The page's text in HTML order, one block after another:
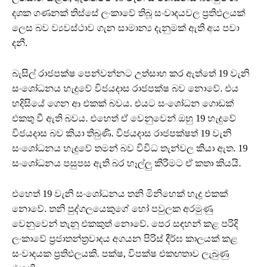
දශක ගණනක් තිස්සේ ලංකාවේ තිබූ සංවාදයවල ප්‍රතිඵලයක්
ලෙස බව ව්‍යවස්ථාව ගැන සාමාන්‍ය දැනුමක් ඇති අය පවා
දනී.
බැසිල් රාජපක්ෂ පෙන්වන්නට උත්සාහ කර ඇත්තේ 19 වැනි
සංශෝධනය හැදුවේ විජයදාස රාජපක්ෂ බව නොවේ. එය
හදිසියේ ගෙන ආ එකක් බවය. එයට සංශෝධන ගොඩක්
එකතු වී ඇති බවය. එහෙත් ඒ වෙනුවෙන් ඔහු 19 හැදුවේ
විජයදාස බව කියා තිබුණි. විජයදාස රාජපක්ෂත් 19 වැනි
සංශෝධනය හැදුවේ තමන් බව විවිධ තැන්වල කියා ඇත. 19
සංශෝධනය පසුපස ඇති බර හෑල්ලු කිරීමට ඒ කතා කියයි.
එහෙත් 19 වැනි සංශෝධනය තනි මිනිහෙක් හැදූ එකක්
නොවේ. තනි පුද්ගලයෙකුගේ හෝ පවුලක අරමුණු
වෙනුවෙන් තැනූ එකකුත් නොවේ. පෙර සඳහන් කළ පරිදි
ලංකාවේ ප්‍රජාතන්ත්‍රවාදය අගයන පිරිස් දීර්ඝ කාලයක් කළ
සංවාදයක ප්‍රතිඵලයකි. පක්ෂ, විපක්ෂ එකඟතාව ලැබුණු